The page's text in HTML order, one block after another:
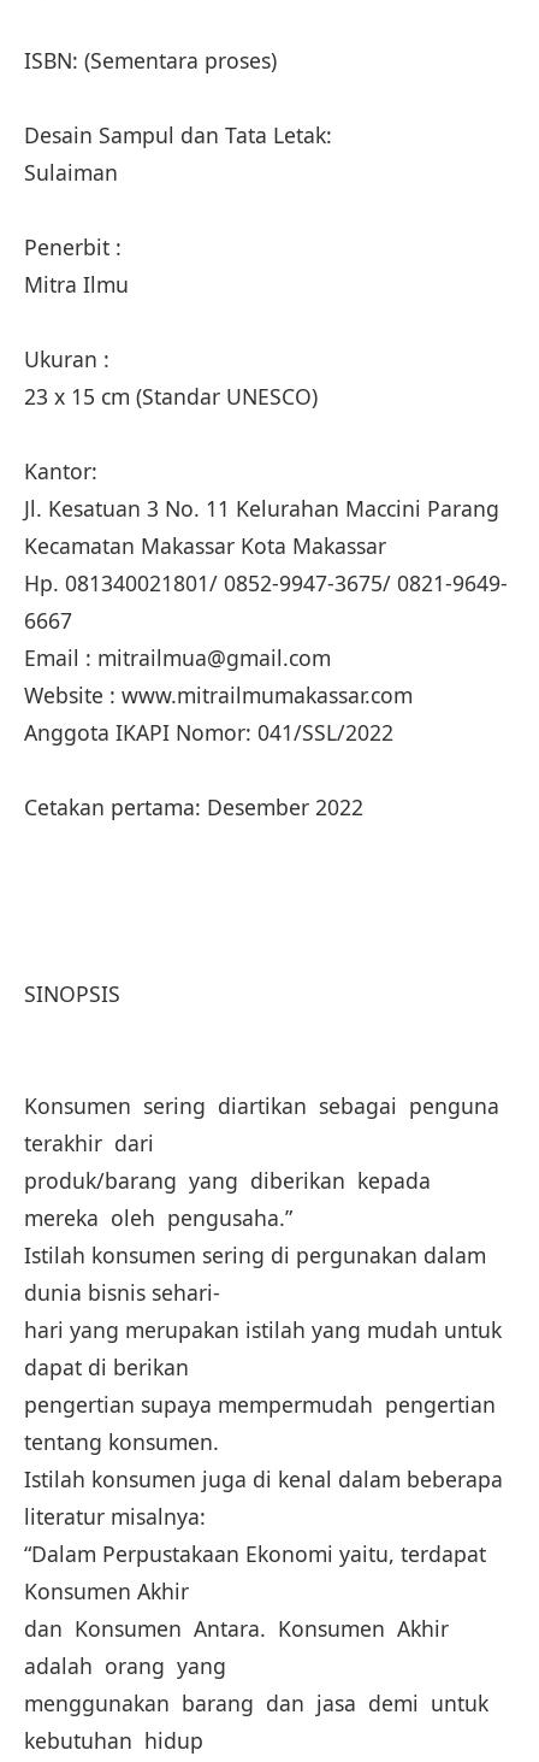
ISBN: (Sementara proses)
Desain Sampul dan Tata Letak:
Sulaiman
Penerbit :
Mitra Ilmu
Ukuran :
23 x 15 cm (Standar UNESCO)
Kantor:
Jl. Kesatuan 3 No. 11 Kelurahan Maccini Parang
Kecamatan Makassar Kota Makassar
Hp. 081340021801/ 0852-9947-3675/ 0821-9649-
6667
Email : mitrailmua@gmail.com
Website : www.mitrailmumakassar.com
Anggota IKAPI Nomor: 041/SSL/2022
Cetakan pertama: Desember 2022
SINOPSIS
Konsumen sering diartikan sebagai penguna
terakhir dari
produk/barang yang diberikan kepada
mereka oleh pengusaha.”
Istilah konsumen sering di pergunakan dalam
dunia bisnis sehari-
hari yang merupakan istilah yang mudah untuk
dapat di berikan
pengertian supaya mempermudah pengertian
tentang konsumen.
Istilah konsumen juga di kenal dalam beberapa
literatur misalnya:
“Dalam Perpustakaan Ekonomi yaitu, terdapat
Konsumen Akhir
dan Konsumen Antara. Konsumen Akhir
adalah orang yang
menggunakan barang dan jasa demi untuk
kebutuhan hidup